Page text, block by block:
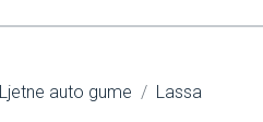
Ljetne auto gume Lassa